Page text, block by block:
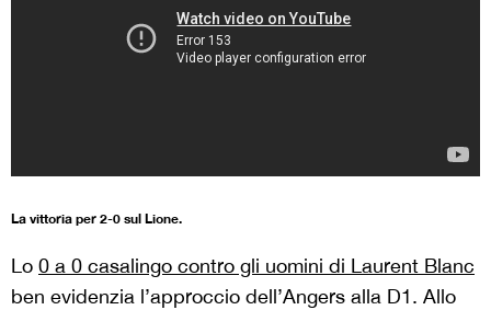
La vittoria per 2-0 sul Lione.
Lo 0 a 0 casalingo contro gli uomini di Laurent Blanc
ben evidenzia l’approccio dell’Angers alla D1. Allo